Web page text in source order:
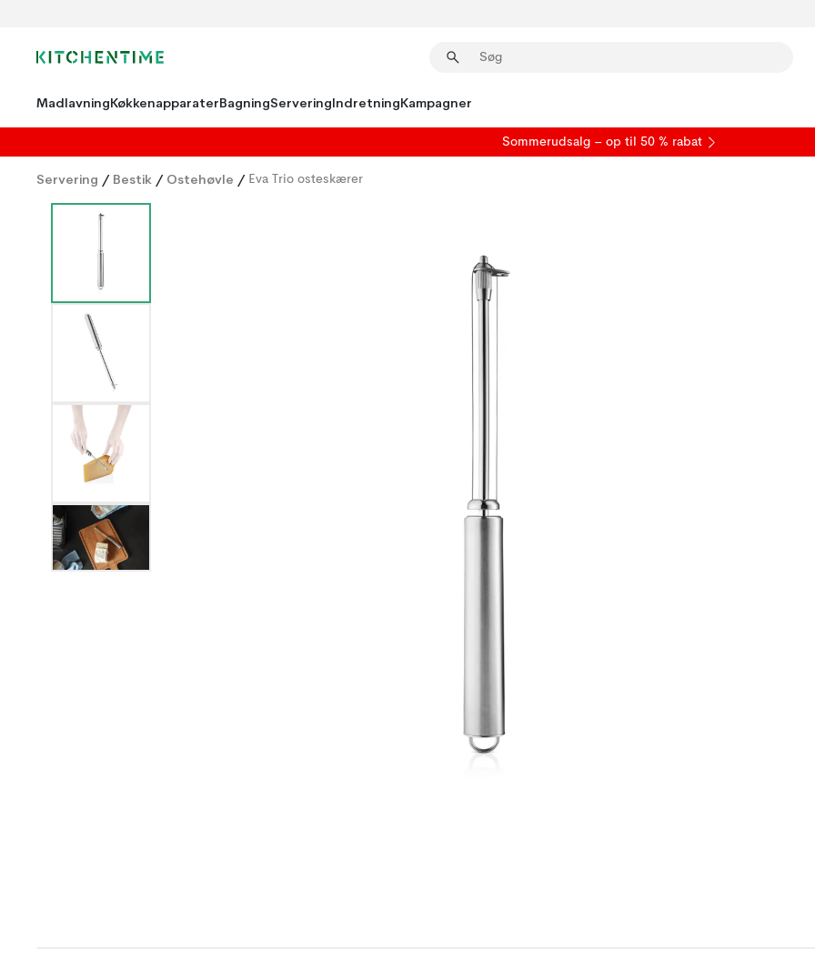
MadlavningKøkkenapparaterBagningServeringIndretningKampagner
Sommerudsalg – op til 50 % rabat
Servering / Bestik / Ostehøvle / Eva Trio osteskærer